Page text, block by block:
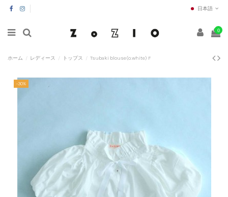
日本語
0
ホーム レディース トップス Tsubaki blouse(o.white) F
-30%